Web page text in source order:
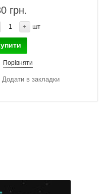
грн.
+ шт
Порівняти
Додати в закладки